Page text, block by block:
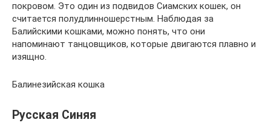
покровом. Это один из подвидов Сиамских кошек, он
считается полудлинношерстным. Наблюдая за
Балийскими кошками, можно понять, что они
напоминают танцовщиков, которые двигаются плавно и
изящно.
Балинезийская кошка
Русская Синяя